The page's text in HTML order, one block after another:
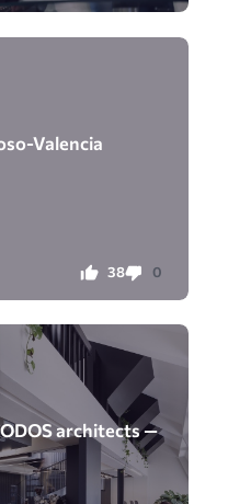
Valencia
38 0
architects —